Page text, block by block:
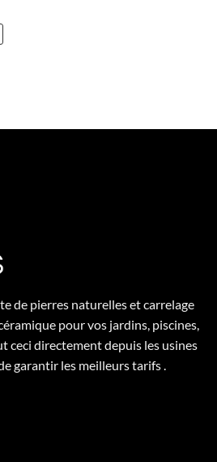
de pierres naturelles et carrelage
pour vos jardins, piscines,
ceci directement depuis les usines
garantir les meilleurs tarifs .